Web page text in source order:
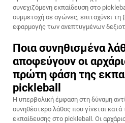
συνεχιζόμενη εκπαίδευση στο
συμμετοχή σε αγώνες, επιταχύνει
εφαρμογής των ανεπτυγμένων
Ποια συνηθισμένα
αποφεύγουν οι
πρώτη φάση της
pickleball
Η υπερβολική έμφαση στη δύναμη
συνηθέστερο λάθος που γίνεται κατά
εκπαίδευσης στο pickleball. Οι